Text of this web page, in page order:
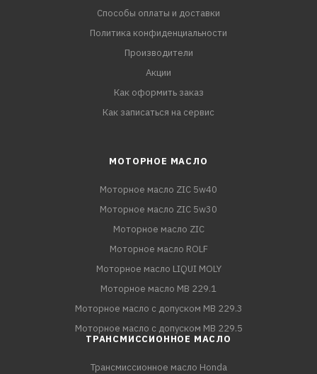
Способы оплаты и доставки
Политика конфиденциальности
Производители
Акции
Как оформить заказ
Как записаться на сервис
МОТОРНОЕ МАСЛО
Моторное масло ZIC 5w40
Моторное масло ZIC 5w30
Моторное масло ZIC
Моторное масло ROLF
Моторное масло LIQUI MOLY
Моторное масло MB 229.1
Моторное масло с допуском MB 229.3
Моторное масло с допуском MB 229.5
ТРАНСМИССИОННОЕ МАСЛО
Трансмиссионное масло Honda